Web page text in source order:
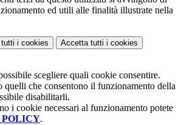
ed utili alle finalità illustrate nella
tutti i cookies Accetta tutti i cookies
scegliere quali cookie consentire.
quelli che consentono il funzionamento della
disabilitarli.
i cookie necessari al funzionamento potete
POLICY.